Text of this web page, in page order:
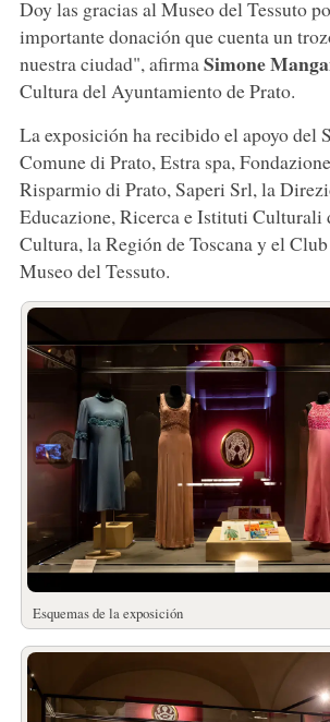
Doy las gracias al Museo del Tessuto
importante donación que cuenta un
nuestra ciudad", afirma Simone
Cultura del Ayuntamiento de Prato.
La exposición ha recibido el apoyo del
Comune di Prato, Estra spa,
Risparmio di Prato, Saperi Srl, la
Educazione, Ricerca e Istituti
Cultura, la Región de Toscana y el
Museo del Tessuto.
Esquemas de la exposición